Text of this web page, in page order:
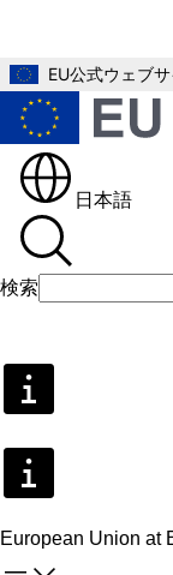
EU公式ウェブサ
日本語
検索
European Union at